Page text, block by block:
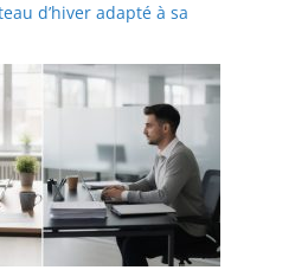
d’hiver adapté à sa